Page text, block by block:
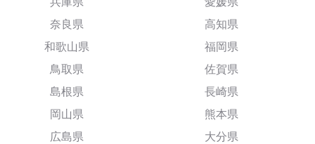
奈良県
和歌山県
鳥取県
島根県
岡山県
広島県
高知県
福岡県
佐賀県
長崎県
熊本県
大分県